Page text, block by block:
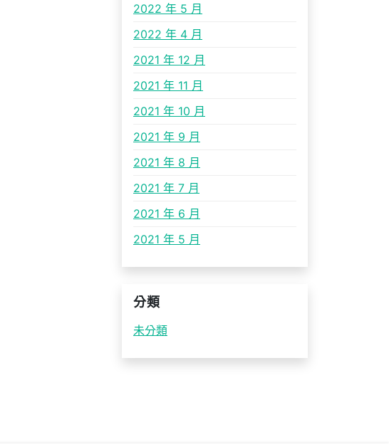
2022 年 5 月
2022 年 4 月
2021 年 12 月
2021 年 11 月
2021 年 10 月
2021 年 9 月
2021 年 8 月
2021 年 7 月
2021 年 6 月
2021 年 5 月
分類
未分類